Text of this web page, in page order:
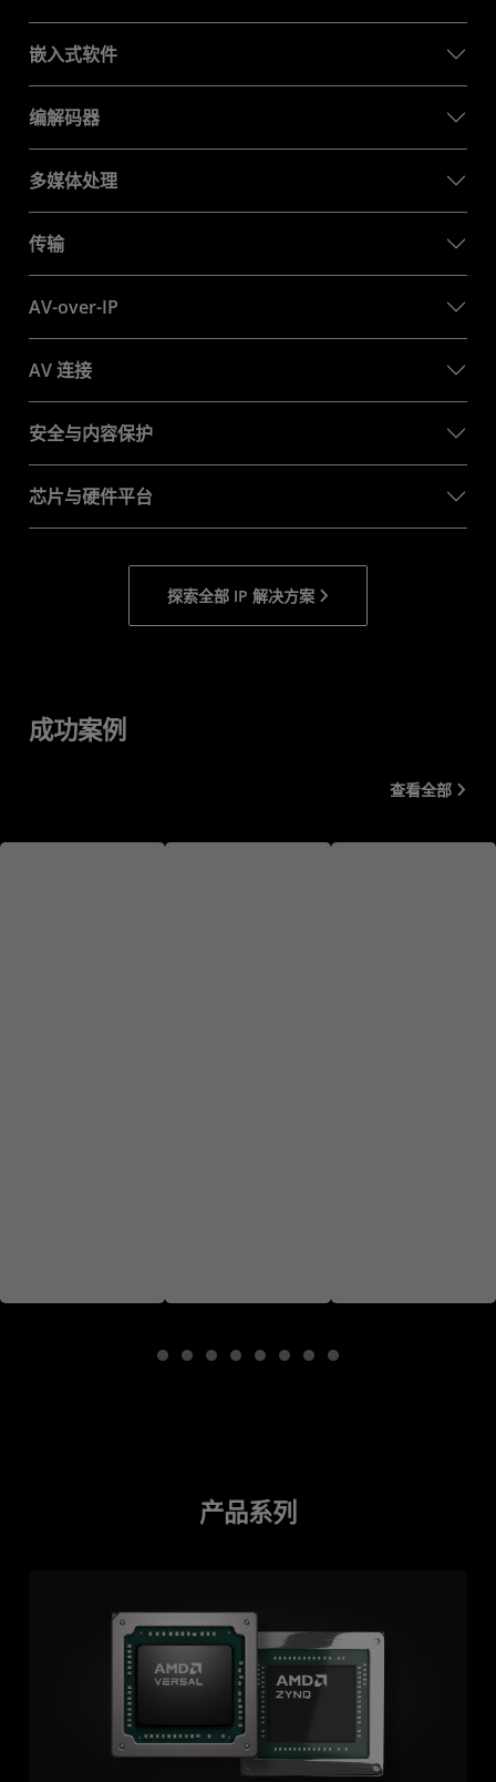
嵌入式软件
编解码器
多媒体处理
传输
AV-over-IP
AV 连接
安全与内容保护
芯片与硬件平台
探索全部 IP 解决方案
成功案例
查看全部
产品系列